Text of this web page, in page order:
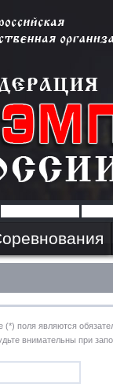
поля являются
внимательны при